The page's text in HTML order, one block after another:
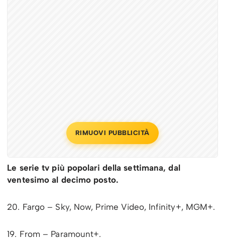
RIMUOVI PUBBLICITÀ
Le serie tv più popolari della settimana, dal
ventesimo al decimo posto.
20. Fargo – Sky, Now, Prime Video, Infinity+, MGM+.
19. From – Paramount+.